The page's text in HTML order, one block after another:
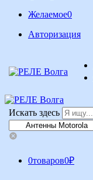
Желаемое0
Авторизация
Искать здесь
0товаров0₽